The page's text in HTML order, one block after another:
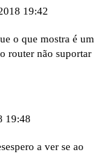
19:42
o que mostra é um
router não suportar
19:48
a ver se ao